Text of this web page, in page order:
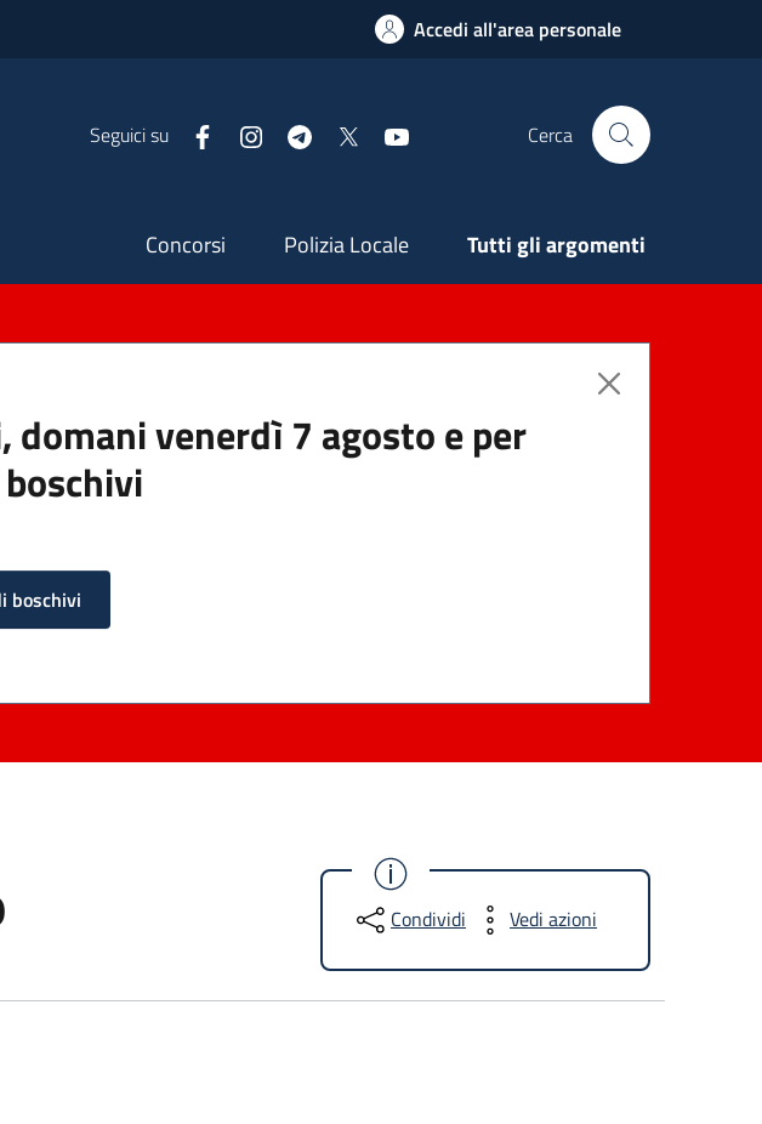
Accedi all'area personale
Seguici su FacebookInstagramTelegram Cerca
Secondaria
Concorsi Polizia Locale Tutti gli argomenti
venerdì 7 agosto e per
boschivi
Condividi Vedi azioni